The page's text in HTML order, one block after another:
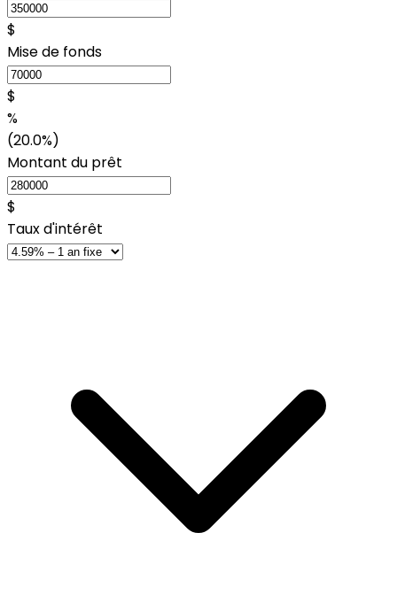
$
Mise de fonds
$
%
(20.0%)
Montant du prêt
$
Taux d'intérêt